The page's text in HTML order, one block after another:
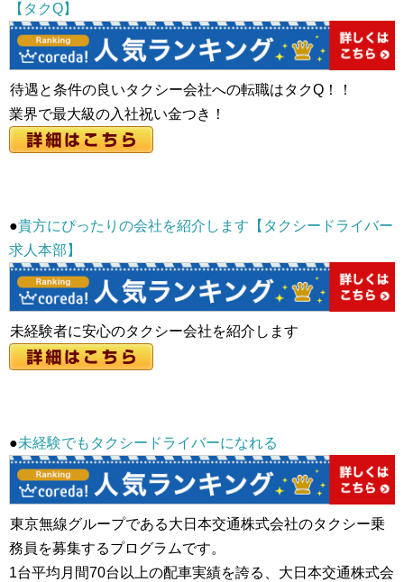
【タクQ】
待遇と条件の良いタクシー会社への転職はタクQ！！
業界で最大級の入社祝い金つき！
●貴方にぴったりの会社を紹介します【タクシードライバー
求人本部】
未経験者に安心のタクシー会社を紹介します
●未経験でもタクシードライバーになれる
東京無線グループである大日本交通株式会社のタクシー乗
務員を募集するプログラムです。
1台平均月間70台以上の配車実績を誇る、大日本交通株式会